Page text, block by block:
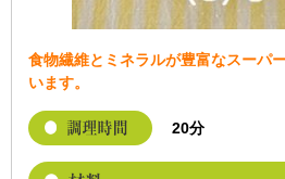
食物繊維とミネラルが豊富なスーパ
います。
20分